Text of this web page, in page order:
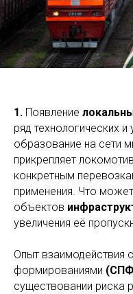
1. Появление
ряд технологических
образование на сети
прикрепляет
конкретным
применения. Что
объектов
увеличения её
Опыт взаимодействия
формированиями
существовании риска